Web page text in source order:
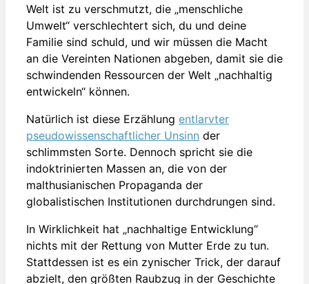
Welt ist zu verschmutzt, die „menschliche
Umwelt“ verschlechtert sich, du und deine
Familie sind schuld, und wir müssen die Macht
an die Vereinten Nationen abgeben, damit sie die
schwindenden Ressourcen der Welt „nachhaltig
entwickeln“ können.
Natürlich ist diese Erzählung entlarvter
pseudowissenschaftlicher Unsinn der
schlimmsten Sorte. Dennoch spricht sie die
indoktrinierten Massen an, die von der
malthusianischen Propaganda der
globalistischen Institutionen durchdrungen sind.
In Wirklichkeit hat „nachhaltige Entwicklung“
nichts mit der Rettung von Mutter Erde zu tun.
Stattdessen ist es ein zynischer Trick, der darauf
abzielt, den größten Raubzug in der Geschichte